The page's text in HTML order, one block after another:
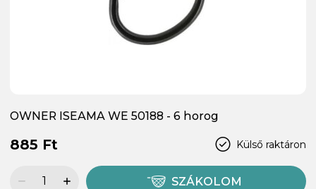
OWNER ISEAMA WE 50188 - 6 horog
Külső raktáron
885 Ft
SZÁKOLOM